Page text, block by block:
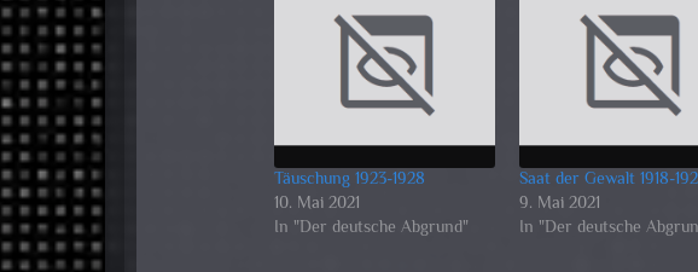
Täuschung 1923-1928
10. Mai 2021
In "Der deutsche Abgrund"
Saat der Gewalt 1918-
9. Mai 2021
In "Der deutsche